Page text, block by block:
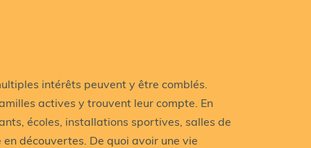
intérêts peuvent y être comblés.
actives y trouvent leur compte. En
écoles, installations sportives, salles de
découvertes. De quoi avoir une vie